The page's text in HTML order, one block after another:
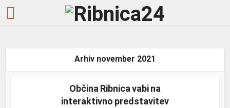
Arhiv november 2021
Občina Ribnica vabi na
interaktivno predstavitev